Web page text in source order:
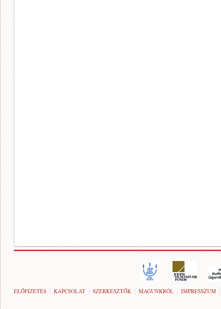
ELŐFIZETÉS KAPCSOLAT SZERKESZTŐK MAGUNKRÓL IMPRESSZUM